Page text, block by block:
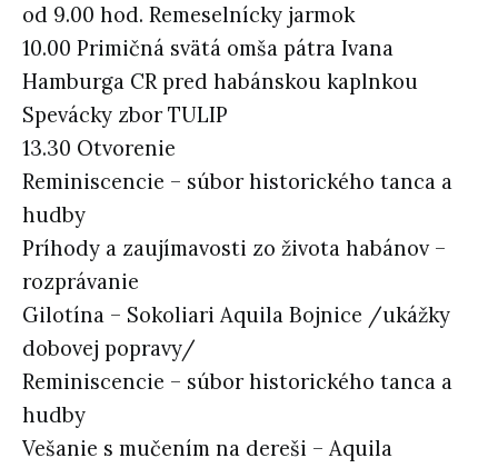
od 9.00 hod. Remeselnícky jarmok
10.00 Primičná svätá omša pátra Ivana
Hamburga CR pred habánskou kaplnkou
Spevácky zbor TULIP
13.30 Otvorenie
Reminiscencie – súbor historického tanca a
hudby
Príhody a zaujímavosti zo života habánov –
rozprávanie
Gilotína – Sokoliari Aquila Bojnice /ukážky
dobovej popravy/
Reminiscencie – súbor historického tanca a
hudby
Vešanie s mučením na dereši – Aquila